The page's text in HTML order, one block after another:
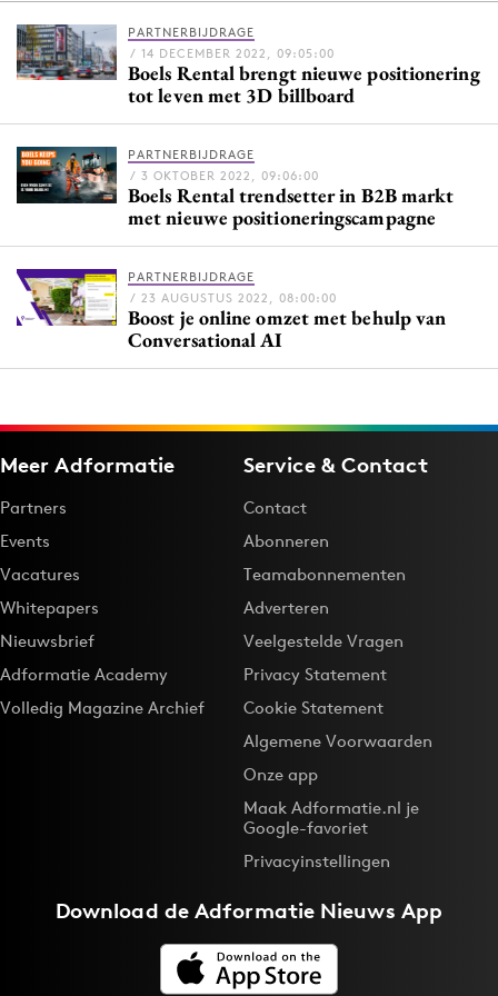
9 sept: GenAI-training
12 nov: MarketingLive!
Events
Opleidingen
Vacatures
Academy
Bureaus
Campagnes
Carriere
Contentmarketing
Craft
Customer Experience
Data & Insights
Influencer marketing
Interne communicatie
PARTNERBIJDRAGE
/ 14 DECEMBER 2022, 09:05:00
Boels Rental brengt nieuwe positionering
tot leven met 3D billboard
PARTNERBIJDRAGE
/ 3 OKTOBER 2022, 09:06:00
Boels Rental trendsetter in B2B markt
met nieuwe positioneringscampagne
PARTNERBIJDRAGE
/ 23 AUGUSTUS 2022, 08:00:00
Boost je online omzet met behulp van
Conversational AI
Meer Adformatie
Partners
Events
Vacatures
Whitepapers
Nieuwsbrief
Adformatie Academy
Volledig Magazine Archief
Service & Contact
Contact
Abonneren
Teamabonnementen
Adverteren
Veelgestelde Vragen
Privacy Statement
Cookie Statement
Algemene Voorwaarden
Onze app
Maak Adformatie.nl je
Google-favoriet
Privacyinstellingen
Download deAdformatie Nieuws App